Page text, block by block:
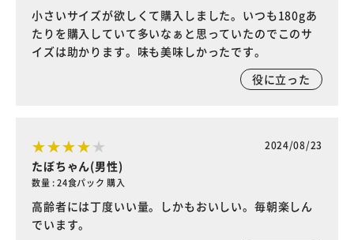
小さいサイズが欲しくて購入しました。いつも180gあ
たりを購入していて多いなぁと思っていたのでこのサ
イズは助かります。味も美味しかったです。
役に立った
2024/08/23
たぼちゃん(男性)
数量 : 24食パック 購入
高齢者には丁度いい量。しかもおいしい。毎朝楽しん
でいます。